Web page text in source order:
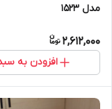
مدل 1523
2,612,000
افزودن به